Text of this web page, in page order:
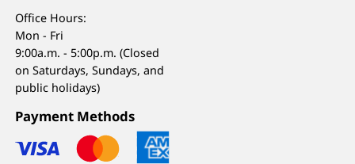
Office Hours:
Mon - Fri
9:00a.m. - 5:00p.m. (Closed
on Saturdays, Sundays, and
public holidays)
Payment Methods